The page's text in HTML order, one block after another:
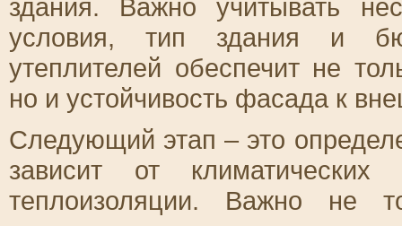
здания. Важно учитывать
условия, тип здания и
утеплителей обеспечит не
но и устойчивость фасада к
Следующий этап – это
зависит от
теплоизоляции. Важно не